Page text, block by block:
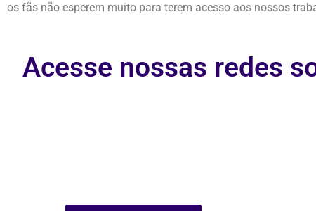
os fãs não esperem muito para terem acesso aos nossos
Acesse nossas redes